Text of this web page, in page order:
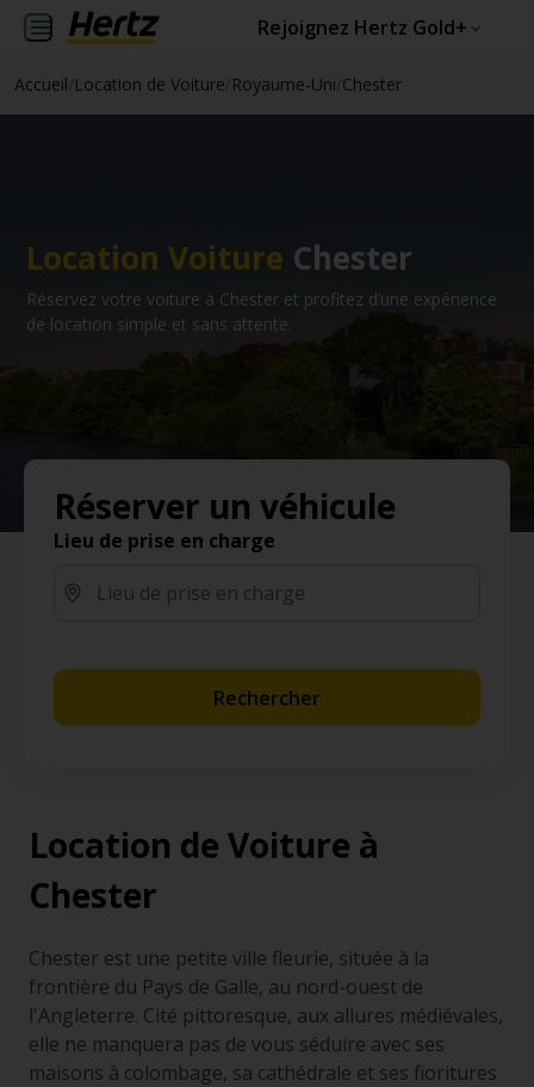
Rejoignez Hertz Gold+
Accueil Location de Voiture Royaume-Uni Chester
Location Voiture Chester
Réservez votre voiture à Chester et profitez d’une expérience
de location simple et sans attente.
Réserver un véhicule
Lieu de prise en charge
Rechercher
Location de Voiture à
Chester
Chester est une petite ville fleurie, située à la
frontière du Pays de Galle, au nord-ouest de
l'Angleterre. Cité pittoresque, aux allures médiévales,
elle ne manquera pas de vous séduire avec ses
maisons à colombage, sa cathédrale et ses fioritures